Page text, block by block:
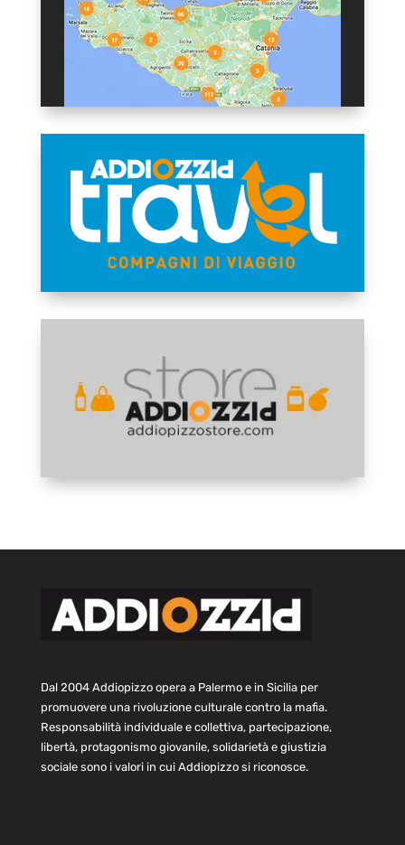
Dal 2004 Addiopizzo opera a Palermo e in Sicilia per
promuovere una rivoluzione culturale contro la mafia.
Responsabilità individuale e collettiva, partecipazione,
libertà, protagonismo giovanile, solidarietà e giustizia
sociale sono i valori in cui Addiopizzo si riconosce.